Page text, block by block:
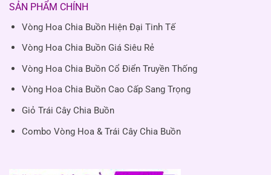
SẢN PHẨM CHÍNH
Vòng Hoa Chia Buồn Hiện Đại Tinh Tế
Vòng Hoa Chia Buồn Giá Siêu Rẻ
Vòng Hoa Chia Buồn Cổ Điển Truyền Thống
Vòng Hoa Chia Buồn Cao Cấp Sang Trọng
Giỏ Trái Cây Chia Buồn
Combo Vòng Hoa & Trái Cây Chia Buồn